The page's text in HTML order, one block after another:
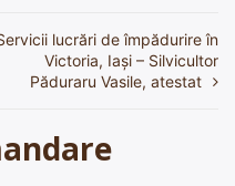
lucrări de împădurire în
Victoria, Iași – Silvicultor
Păduraru Vasile, atestat